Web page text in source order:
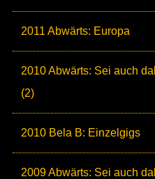
2011 Abwärts: Europa
2010 Abwärts: Sei auch
(2)
2010 Bela B: Einzelgigs
2009 Abwärts: Sei auch